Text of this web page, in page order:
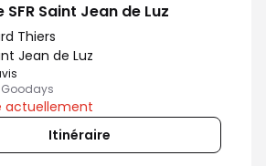
SFR Saint Jean de Luz
Thiers
Jean de Luz
4.7 sur 5
actuellement
Itinéraire